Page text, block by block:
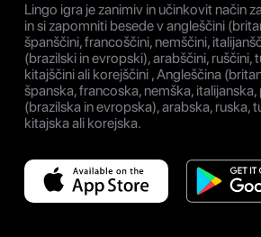
Lingo igra je zanimiv in učinkovit način
in si zapomniti besede v angleščini
španščini, francoščini, nemščini,
(brazilski in evropski), arabščini, ruščini,
kitajščini ali korejščini , Angleščina
španska, francoska, nemška,
(brazilska in evropska), arabska, ruska,
kitajska ali korejska.